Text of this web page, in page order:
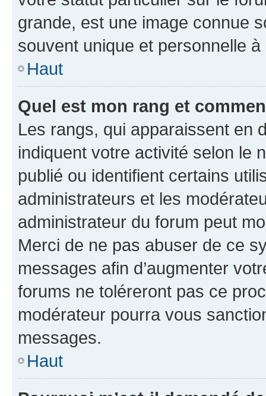
grande, est une image connue
souvent unique et personnelle
Haut
Quel est mon rang et
Les rangs, qui apparaissent en
indiquent votre activité selon le
publié ou identifient certains
administrateurs et les
administrateur du forum peut
Merci de ne pas abuser de ce
messages afin d’augmenter
forums ne toléreront pas ce
modérateur pourra vous
messages.
Haut